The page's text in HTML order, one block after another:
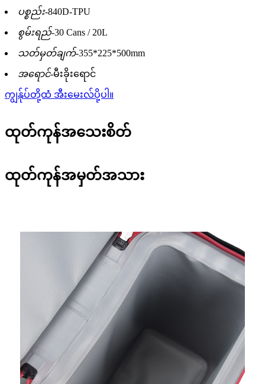
ပစ္စည်း-840D-TPU
စွမ်းရည်-30 Cans / 20L
သတ်မှတ်ချက်-355*225*500mm
အရောင်-မီးခိုးရောင်
ကျွန်ုပ်တို့ထံ အီးမေးလ်ပို့ပါ။
ထုတ်ကုန်အသေးစိတ်
ထုတ်ကုန်အမှတ်အသား